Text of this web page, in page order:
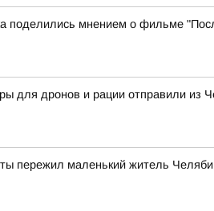
поделились мнением о фильме
для дронов и рации отправили из
пережил маленький житель